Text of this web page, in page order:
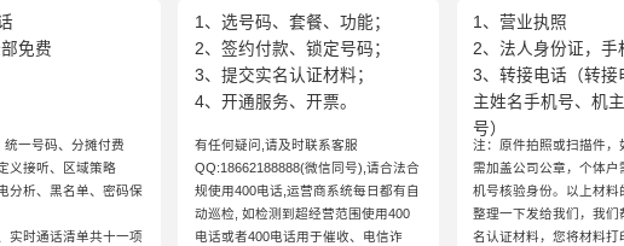
免费
统一号码、分摊付费
义接听、区域策略
分析、黑名单、密码保
实时通话清单共十一项
1、选号码、套餐、功能；
2、签约付款、锁定号码；
3、提交实名认证材料；
4、开通服务、开票。
有任何疑问,请及时联系客服
QQ:18662188888(微信同号),请合法合
规使用400电话,运营商系统每日都有自
动巡检, 如检测到超经营范围使用400
电话或者400电话用于催收、电信诈
1、营业执照
2、法人身份证，手
3、转接电话（转接
主姓名手机号、机
号）
注：原件拍照或扫描件，
需加盖公司公章，个体户
机号核验身份。以上材料
整理一下发给我们，我们
名认证材料，您将材料打